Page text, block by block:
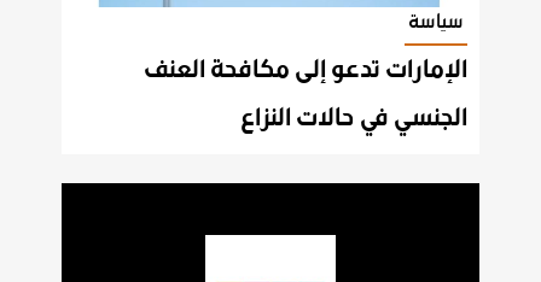
سياسة
الإمارات تدعو إلى مكافحة العنف
الجنسي في حالات النزاع